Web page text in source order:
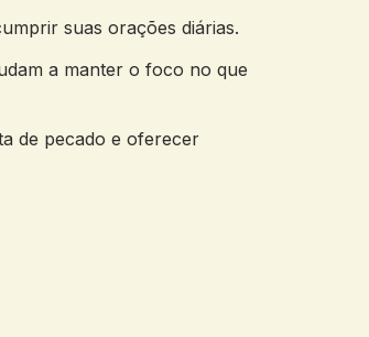
suas orações diárias.
a manter o foco no que
de pecado e oferecer